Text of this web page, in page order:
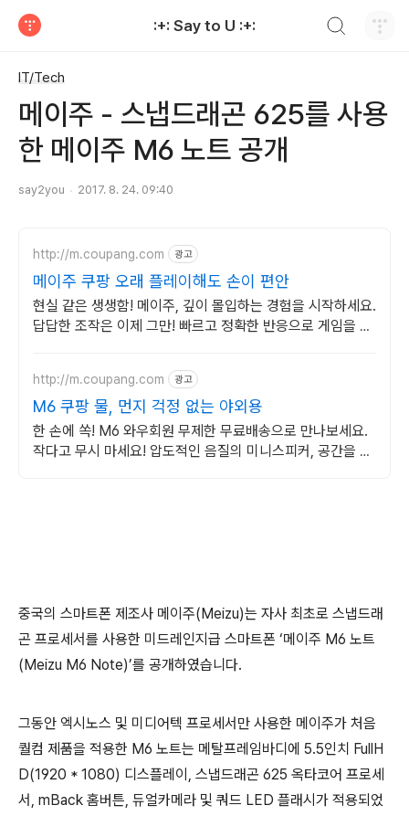
:+: Say to U :+:
IT/Tech
메이주 - 스냅드래곤 625를 사용
한 메이주 M6 노트 공개
say2you 2017. 8. 24. 09:40
http://m.coupang.com 광고
메이주 쿠팡 오래 플레이해도 손이 편안
현실 같은 생생함! 메이주, 깊이 몰입하는 경험을 시작하세요.
답답한 조작은 이제 그만! 빠르고 정확한 반응으로 게임을 즐
http://m.coupang.com 광고
M6 쿠팡 물, 먼지 걱정 없는 야외용
한 손에 쏙! M6 와우회원 무제한 무료배송으로 만나보세요.
작다고 무시 마세요! 압도적인 음질의 미니스피커, 공간을 채
중국의 스마트폰 제조사 메이주(Meizu)는 자사 최초로 스냅드래
곤 프로세서를 사용한 미드레인지급 스마트폰 ‘메이주 M6 노트
(Meizu M6 Note)’를 공개하였습니다.
그동안 엑시노스 및 미디어텍 프로세서만 사용한 메이주가 처음
퀄컴 제품을 적용한 M6 노트는 메탈프레임바디에 5.5인치 FullH
D(1920 * 1080) 디스플레이, 스냅드래곤 625 옥타코어 프로세
서, mBack 홈버튼, 듀얼카메라 및 쿼드 LED 플래시가 적용되었